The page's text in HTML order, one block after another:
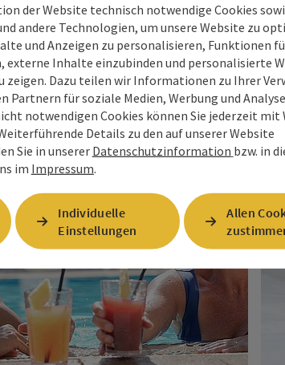
Wellness
der Website technisch notwendige Cookies
andere Technologien, um unsere Website zu
und Anzeigen zu personalisieren, Funktionen
externe Inhalte einzubinden und personalisierte
Dazu teilen wir Informationen zu Ihrer
Partnern für soziale Medien, Werbung und
notwendigen Cookies können Sie jederzeit mit
Details zu den auf unserer Website
Sie in unsererDatenschutzinformation bzw. in
im Impressum.
Individuelle
Einstellungen
Allen